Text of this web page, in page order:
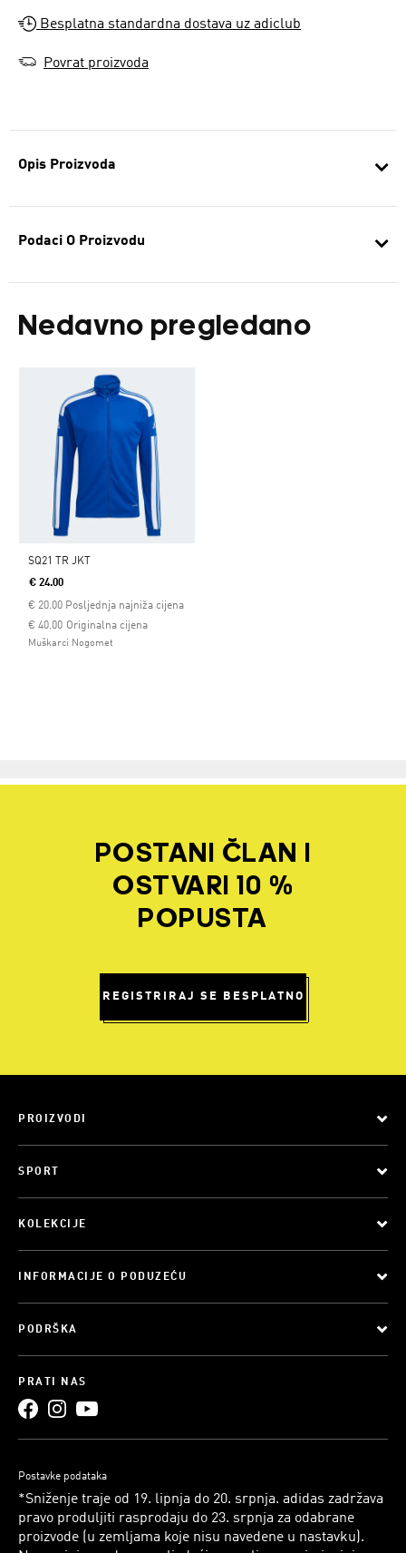
Opis Proizvoda
Podaci O Proizvodu
Nedavno pregledano
SQ21 TR JKT
€ 24.00
€ 20.00 Posljednja najniža cijena
Originalna cijena
Cijena umanjena od
€ 40.00za
Muškarci Nogomet
Besplatna standardna dostava uz adiclub
Povrat proizvoda
POSTANI ČLAN I
OSTVARI 10 %
POPUSTA
REGISTRIRAJ SE BESPLATNO
PROIZVODI
SPORT
KOLEKCIJE
INFORMACIJE O PODUZEĆU
PODRŠKA
PRATI NAS
Postavke podataka
*Sniženje traje od 19. lipnja do 20. srpnja. adidas zadržava
pravo produljiti rasprodaju do 23. srpnja za odabrane
proizvode (u zemljama koje nisu navedene u nastavku).